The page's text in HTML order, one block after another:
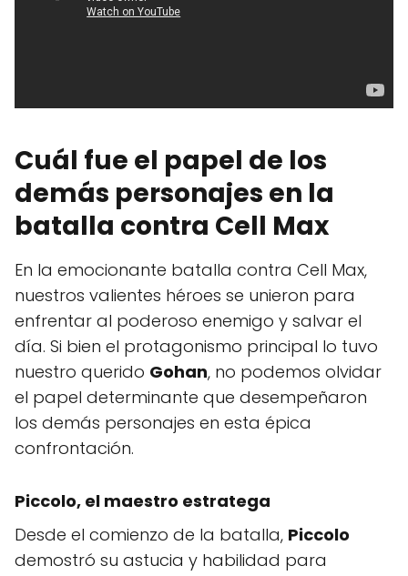
Cuál fue el papel de los
demás personajes en la
batalla contra Cell Max
En la emocionante batalla contra Cell Max,
nuestros valientes héroes se unieron para
enfrentar al poderoso enemigo y salvar el
día. Si bien el protagonismo principal lo tuvo
nuestro querido Gohan, no podemos olvidar
el papel determinante que desempeñaron
los demás personajes en esta épica
confrontación.
Piccolo, el maestro estratega
Desde el comienzo de la batalla, Piccolo
demostró su astucia y habilidad para